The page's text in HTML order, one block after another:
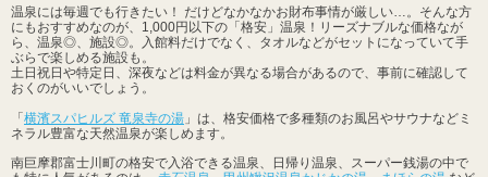
温泉には毎週でも行きたい！ だけどなかなかお財布事情が厳しい…。そんな方
にもおすすめなのが、1,000円以下の「格安」温泉！リーズナブルな価格なが
ら、温泉◎、施設◎。入館料だけでなく、タオルなどがセットになっていて手
ぶらで楽しめる施設も。
土日祝日や特定日、深夜などは料金が異なる場合があるので、事前に確認して
おくのがいいでしょう。
「 横濱スパヒルズ 竜泉寺の湯 」は、格安価格で多種類のお風呂やサウナなどミ
ネラル豊富な天然温泉が楽しめます。
南巨摩郡富士川町の格安で入浴できる温泉、日帰り温泉、スーパー銭湯の中で